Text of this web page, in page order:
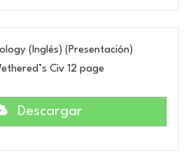
(Inglés) (Presentación)
Civ 12 page
Descargar